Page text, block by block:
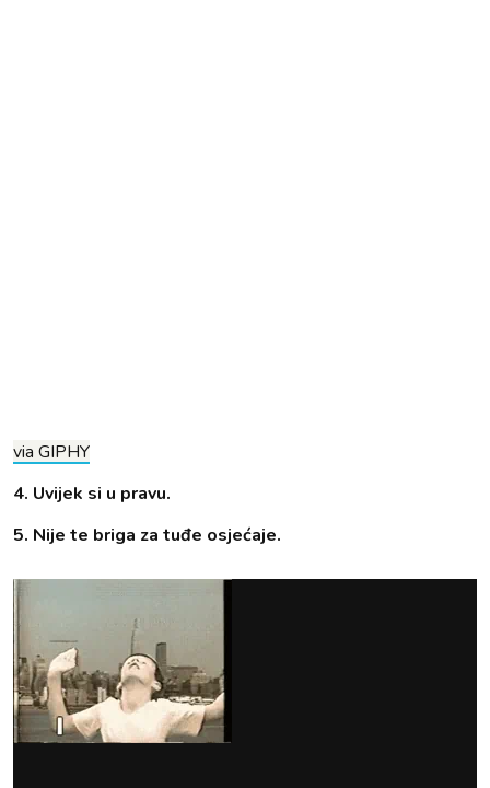
via GIPHY
4. Uvijek si u pravu.
5. Nije te briga za tuđe osjećaje.